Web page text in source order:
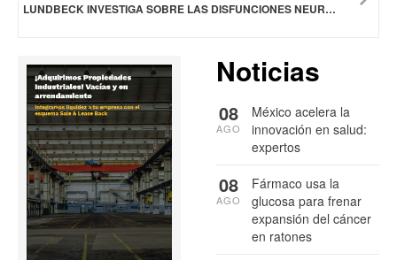
LUNDBECK INVESTIGA SOBRE LAS DISFUNCIONES NEUROHORMONALES DE LA ENFERMEDAD DE CUSHING
Noticias
México acelera la
innovación en salud:
expertos
08
AGO
Fármaco usa la
glucosa para frenar
expansión del cáncer
en ratones
08
AGO